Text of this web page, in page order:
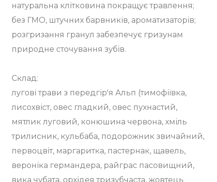
натуральна клітковина покращує травлення;
без ГМО, штучних барвників, ароматизаторів;
розгризання гранул забезпечує гризунам
природне сточування зубів.
Склад:
лугові трави з передгір'я Альп (тимофіївка,
лисохвіст, овес гладкий, овес пухнастий,
мятлик луговий, конюшина червона, хміль
трилисник, кульбаба, подорожник звичайний,
первоцвіт, маргаритка, пастернак, щавель,
вероніка германдера, райграс пасовищний,
вика чубата, орхідея тризубчаста, жовтець